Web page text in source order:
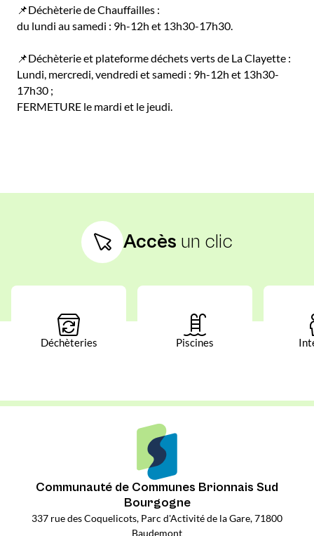
📌Déchèterie de Chauffailles :
du lundi au samedi : 9h-12h et 13h30-17h30.
📌Déchèterie et plateforme déchets verts de La Clayette :
Lundi, mercredi, vendredi et samedi : 9h-12h et 13h30-
17h30 ;
FERMETURE le mardi et le jeudi.
Accès un clic
Déchèteries Piscines
Communauté de Communes Brionnais Sud
Bourgogne
337 rue des Coquelicots, Parc d'Activité de la Gare, 71800
Baudemont